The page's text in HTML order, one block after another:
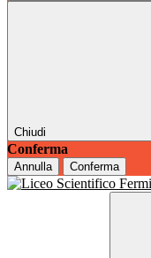
Chiudi
Conferma
Annulla Conferma